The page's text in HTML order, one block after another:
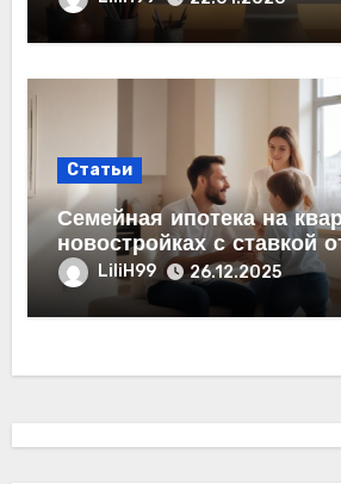
Статьи
Семейная ипотека на
новостройках с ставкой
застройщика
LiliH99 26.12.2025